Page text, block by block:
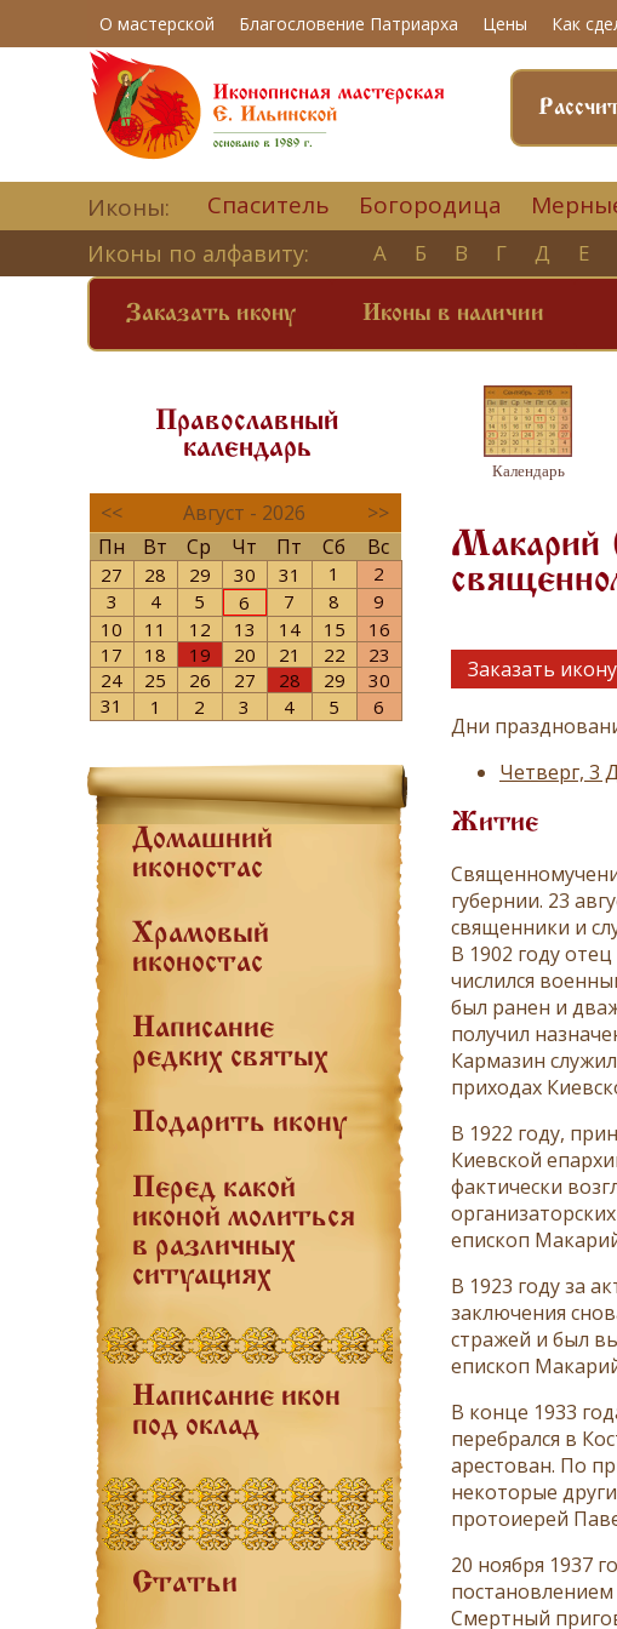
О мастерской Благословение Патриарха Цены Как
Иконы: Спаситель Богородица
Иконы по алфавиту: А Б В Г Д Е
Заказать икону Иконы в наличии
Православный
календарь
<< Август - 2026
>>
Пн
Вт Ср Чт Пт Сб Вс
27 28 29 30 31 1
2
3
4 5 6 7 8
9
10
11 12 13 14 15
16
17
18 19 20 21 22
23
24
25 26 27 28 29
30
31
1 2 3 4 5 6
Домашний
иконостас
Храмовый
иконостас
Написание
редких святых
Подарить икону
Перед какой
иконой молиться
в различных
ситуациях
Написание икон
под оклад
Статьи
Календарь
Макарий
Заказать
Дни
Четверг, 3
Житие
губернии. 23
священники и
В 1902 году
числился
был ранен и
получил
Кармазин
приходах
В 1922 году,
Киевской
фактически
епископ
В 1923 году за
заключения
стражей и был
епископ
В конце 1933
перебрался в
арестован. По
некоторые
протоиерей
20 ноября 1937
Смертный